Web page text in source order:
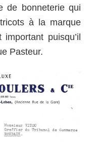
de bonneterie qui
à la marque
puisqu’il
Pasteur.